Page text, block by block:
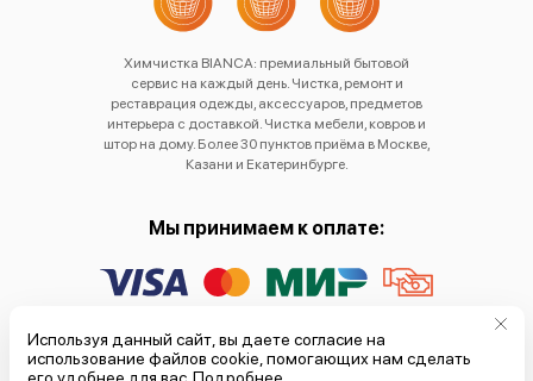
Химчистка BIANCA: премиальный бытовой
сервис на каждый день. Чистка, ремонт и
реставрация одежды, аксессуаров, предметов
интерьера с доставкой. Чистка мебели, ковров и
штор на дому. Более 30 пунктов приёма в Москве,
Казани и Екатеринбурге.
Мы принимаем к оплате:
Политика обработки
персональных данных
Используя данный сайт, вы даете согласие на
использование файлов cookie, помогающих нам сделать